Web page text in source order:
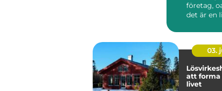
företag,
det är en
03.
Lösvirkeshus
att
livet